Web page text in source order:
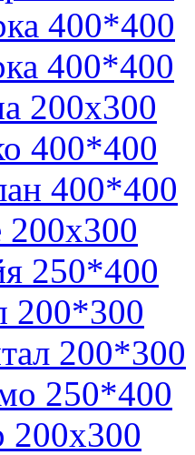
400*400
400*400
200х300
400*400
400*400
250*400
200*300
200*300
250*400